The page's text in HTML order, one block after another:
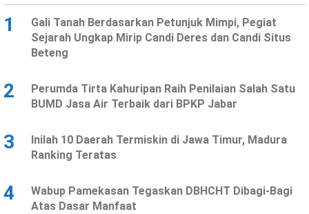
1
Gali Tanah Berdasarkan Petunjuk Mimpi, Pegiat
Sejarah Ungkap Mirip Candi Deres dan Candi Situs
Beteng
2
Perumda Tirta Kahuripan Raih Penilaian Salah Satu
BUMD Jasa Air Terbaik dari BPKP Jabar
3
Inilah 10 Daerah Termiskin di Jawa Timur, Madura
Ranking Teratas
4
Wabup Pamekasan Tegaskan DBHCHT Dibagi-Bagi
Atas Dasar Manfaat